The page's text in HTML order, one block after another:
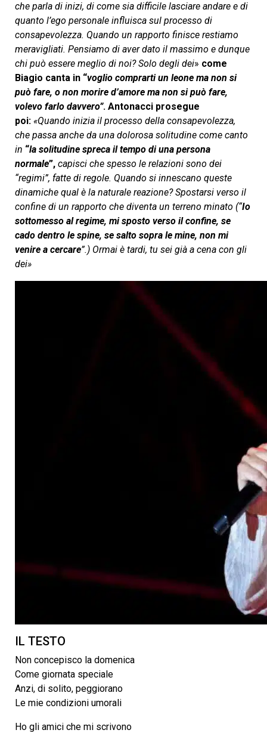
che parla di inizi, di come sia difficile lasciare andare e di
quanto l’ego personale influisca sul processo di
consapevolezza. Quando un rapporto finisce restiamo
meravigliati. Pensiamo di aver dato il massimo e dunque
chi può essere meglio di noi? Solo degli dei» come
Biagio canta in “voglio comprarti un leone ma non si
può fare, o non morire d’amore ma non si può fare,
volevo farlo davvero”. Antonacci prosegue
poi: «Quando inizia il processo della consapevolezza,
che passa anche da una dolorosa solitudine come canto
in “la solitudine spreca il tempo di una persona
normale”, capisci che spesso le relazioni sono dei
“regimi”, fatte di regole. Quando si innescano queste
dinamiche qual è la naturale reazione? Spostarsi verso il
confine di un rapporto che diventa un terreno minato (“Io
sottomesso al regime, mi sposto verso il confine, se
cado dentro le spine, se salto sopra le mine, non mi
venire a cercare”.) Ormai è tardi, tu sei già a cena con gli
dei»
IL TESTO
Non concepisco la domenica
Come giornata speciale
Anzi, di solito, peggiorano
Le mie condizioni umorali
Ho gli amici che mi scrivono